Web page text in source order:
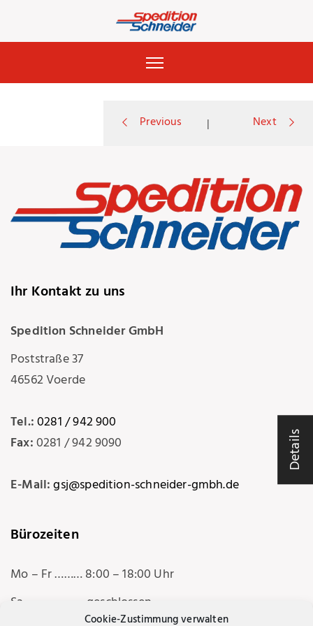
Cookie-Zustimmung verwalten
Details
o
r
t
o
l
o
Previous | Next
Ihr Kontakt zu uns
Spedition Schneider GmbH
Poststraße 37
46562 Voerde
Tel.:0281 / 942 900
Fax:0281 / 942 9090
E-Mail:gsj@spedition-schneider-gmbh.de
Bürozeiten
Mo – Fr ……… 8:00 – 18:00 Uhr
Sa ………………. geschlossen